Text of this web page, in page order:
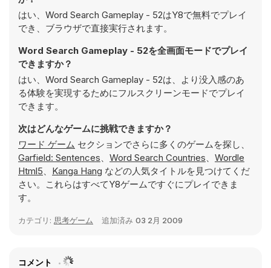
はい、Word Search Gameplay - 52はY8で無料でプレイ
でき、ブラウザで直接実行されます。
Word Search Gameplay - 52を全画面モードでプレイ
できますか？
はい、Word Search Gameplay - 52は、より没入感のあ
る体験を実現するためにフルスクリーンモードでプレイ
できます。
次はどんなゲームに挑戦できますか？
ワード ゲーム セクションでさらに多くのゲームを探し、
Garfield: Sentences、 Word Search Countries、 Wordle
Html5、 Kanga Hang などの人気タイトルを見つけてくだ
さい。これらはすべてY8ゲームですぐにプレイできま
す。
カテゴリ: 思考ゲーム 追加済み 03 2月 2009
コメント